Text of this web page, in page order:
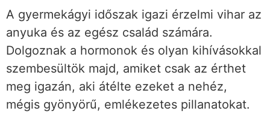
A gyermekágyi időszak igazi érzelmi vihar az
anyuka és az egész család számára.
Dolgoznak a hormonok és olyan kihívásokkal
szembesültök majd, amiket csak az érthet
meg igazán, aki átélte ezeket a nehéz,
mégis gyönyörű, emlékezetes pillanatokat.